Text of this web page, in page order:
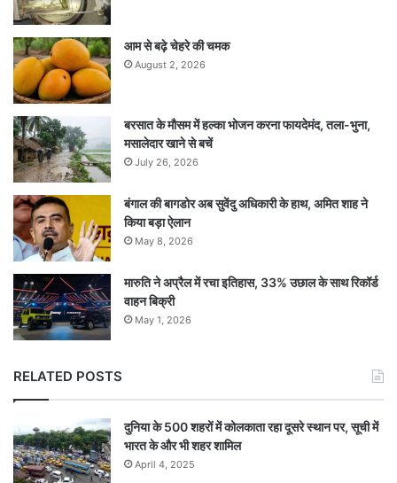
आम से बढ़े चेहरे की चमक
August 2, 2026
बरसात के मौसम में हल्का भोजन करना फायदेमंद, तला-भुना,
मसालेदार खाने से बचें
July 26, 2026
बंगाल की बागडोर अब सुवेंदु अधिकारी के हाथ, अमित शाह ने
किया बड़ा ऐलान
May 8, 2026
मारुति ने अप्रैल में रचा इतिहास, 33% उछाल के साथ रिकॉर्ड
वाहन बिक्री
May 1, 2026
RELATED POSTS
दुनिया के 500 शहरों में कोलकाता रहा दूसरे स्थान पर, सूची में
भारत के और भी शहर शामिल
April 4, 2025